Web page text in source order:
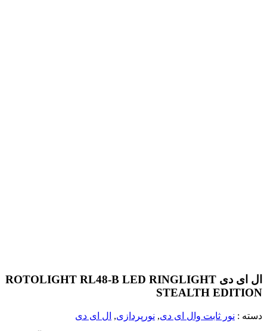
ال ای دی ROTOLIGHT RL48-B LED RINGLIGHT
STEALTH EDITION
دسته : نور ثابت وال ای دی, نورپردازی, ال ای دی